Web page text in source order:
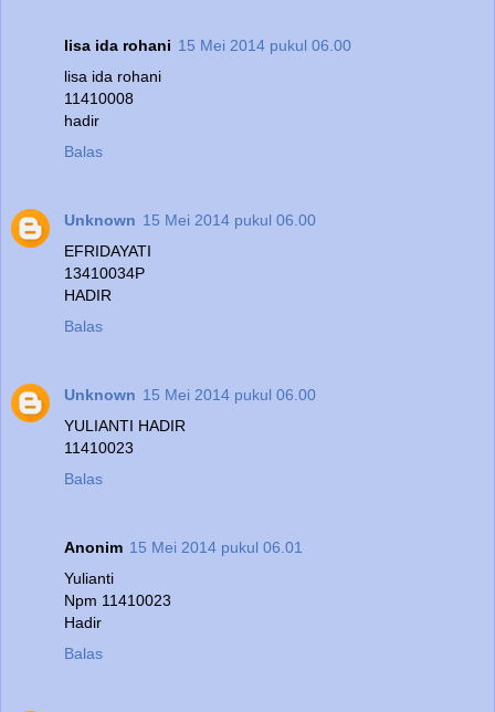
lisa ida rohani 15 Mei 2014 pukul 06.00
lisa ida rohani
11410008
hadir
Balas
Unknown 15 Mei 2014 pukul 06.00
EFRIDAYATI
13410034P
HADIR
Balas
Unknown 15 Mei 2014 pukul 06.00
YULIANTI HADIR
11410023
Balas
Anonim 15 Mei 2014 pukul 06.01
Yulianti
Npm 11410023
Hadir
Balas